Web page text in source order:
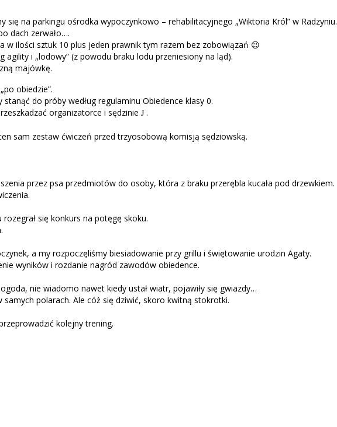
na parkingu ośrodka wypoczynkowo – rehabilitacyjnego „Wiktoria Król” w Radzyniu.
dach zerwało….
w ilości sztuk 10 plus jeden prawnik tym razem bez zobowiązań 😉
agility i „lodowy” (z powodu braku lodu przeniesiony na ląd).
majówkę.
obiedzie”.
do próby według regulaminu Obiedence klasy 0.
organizatorce i sędzinie J .
sam zestaw ćwiczeń przed trzyosobową komisją sędziowską.
przez psa przedmiotów do osoby, która z braku przerębla kucała pod drzewkiem.
się konkurs na potęgę skoku.
a my rozpoczęliśmy biesiadowanie przy grillu i świętowanie urodzin Agaty.
wyników i rozdanie nagród zawodów obiedence.
nie wiadomo nawet kiedy ustał wiatr, pojawiły się gwiazdy…
polarach. Ale cóż się dziwić, skoro kwitną stokrotki.
kolejny trening.